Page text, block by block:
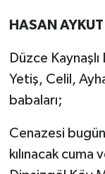
HASAN AYKUT
Düzce
Yetiş, Celil,
babaları;
Cenazesi
kılınacak cuma